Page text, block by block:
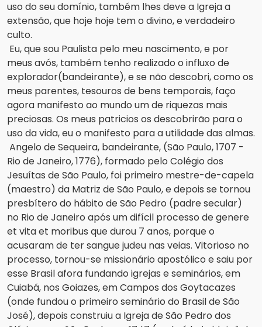
uso do seu domínio, também lhes deve a Igreja a
extensão, que hoje hoje tem o divino, e verdadeiro
culto.
Eu, que sou Paulista pelo meu nascimento, e por
meus avós, também tenho realizado o influxo de
explorador(bandeirante), e se não descobri, como os
meus parentes, tesouros de bens temporais, faço
agora manifesto ao mundo um de riquezas mais
preciosas. Os meus patricios os descobrirão para o
uso da vida, eu o manifesto para a utilidade das almas.
Angelo de Sequeira, bandeirante, (São Paulo, 1707 -
Rio de Janeiro, 1776), formado pelo Colégio dos
Jesuítas de São Paulo, foi primeiro mestre-de-capela
(maestro) da Matriz de São Paulo, e depois se tornou
presbítero do hábito de São Pedro (padre secular)
no Rio de Janeiro após um difícil processo de genere
et vita et moribus que durou 7 anos, porque o
acusaram de ter sangue judeu nas veias. Vitorioso no
processo, tornou-se missionário apostólico e saiu por
esse Brasil afora fundando igrejas e seminários, em
Cuiabá, nos Goiazes, em Campos dos Goytacazes
(onde fundou o primeiro seminário do Brasil de São
José), depois construiu a Igreja de São Pedro dos